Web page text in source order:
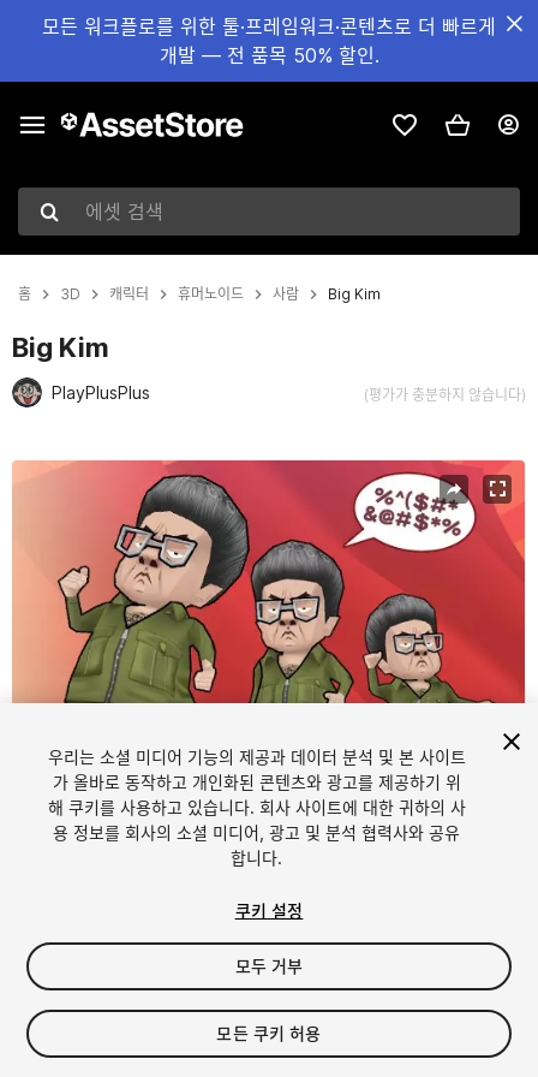
모든 워크플로를 위한 툴·프레임워크·콘텐츠로 더 빠르게
개발 — 전 품목 50% 할인.
에셋 검색
홈 3D 캐릭터 휴머노이드 사람 Big Kim
Big Kim
PlayPlusPlus (평가가 충분하지 않습니다)
현재 슬라이드: 1 / 3
3
$5
우리는 소셜 미디어 기능의 제공과 데이터 분석 및 본 사이트
가 올바로 동작하고 개인화된 콘텐츠와 광고를 제공하기 위
해 쿠키를 사용하고 있습니다. 회사 사이트에 대한 귀하의 사
용 정보를 회사의 소셜 미디어, 광고 및 분석 협력사와 공유
합니다.
쿠키 설정
모두 거부
모든 쿠키 허용